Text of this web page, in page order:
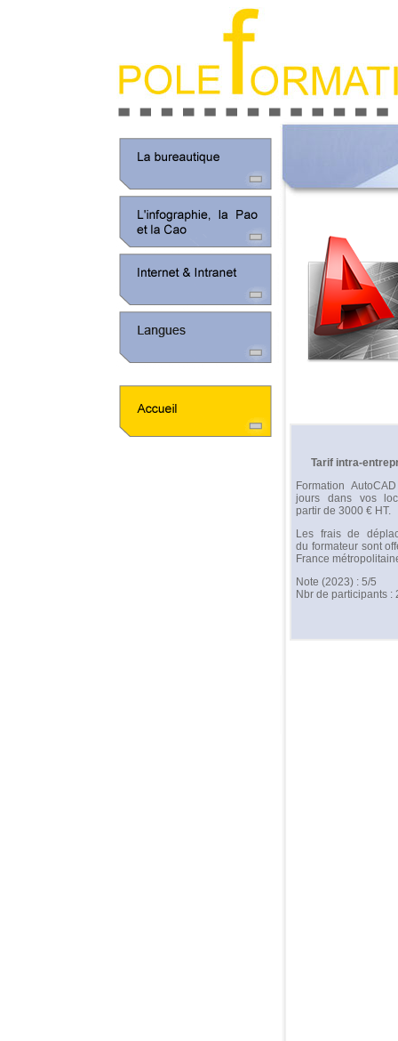
Tarif intra-
Formation
jours dans vos
partir de 3000 € HT.
Les frais de
du formateur sont
France
Note (2023) : 5/5
Nbr de participants :